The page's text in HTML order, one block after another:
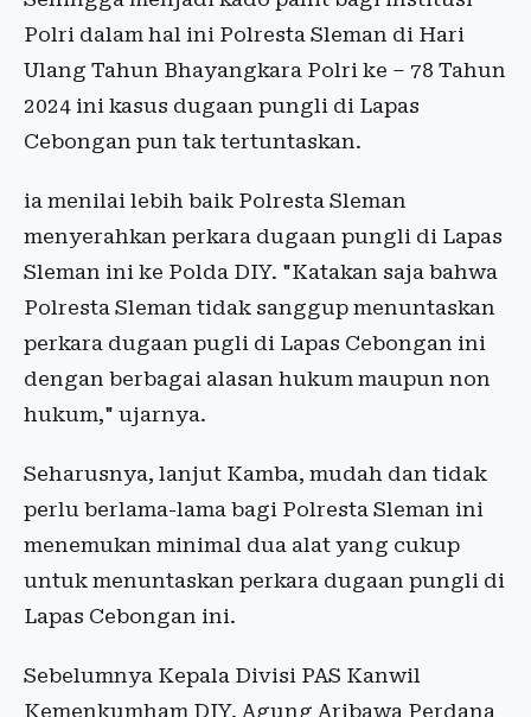
Polri dalam hal ini Polresta Sleman di Hari
Ulang Tahun Bhayangkara Polri ke – 78 Tahun
2024 ini kasus dugaan pungli di Lapas
Cebongan pun tak tertuntaskan.
ia menilai lebih baik Polresta Sleman
menyerahkan perkara dugaan pungli di Lapas
Sleman ini ke Polda DIY. "Katakan saja bahwa
Polresta Sleman tidak sanggup menuntaskan
perkara dugaan pugli di Lapas Cebongan ini
dengan berbagai alasan hukum maupun non
hukum," ujarnya.
Seharusnya, lanjut Kamba, mudah dan tidak
perlu berlama-lama bagi Polresta Sleman ini
menemukan minimal dua alat yang cukup
untuk menuntaskan perkara dugaan pungli di
Lapas Cebongan ini.
Sebelumnya Kepala Divisi PAS Kanwil
Kemenkumham DIY, Agung Aribawa Perdana